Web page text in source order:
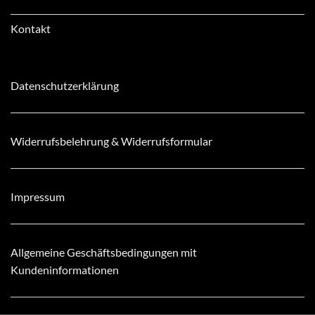
Kontakt
Datenschutzerklärung
Widerrufsbelehrung & Widerrufsformular
Impressum
Allgemeine Geschäftsbedingungen mit
Kundeninformationen